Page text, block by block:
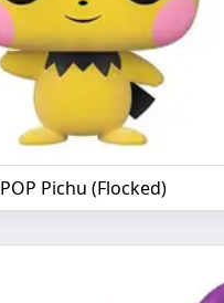
POP Pichu (Flocked)